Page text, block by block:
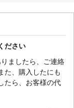
ださい
ましたら、ご連絡
た、購入したにも
たら、お客様の代